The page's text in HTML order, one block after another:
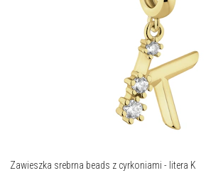
Zawieszka srebrna beads z cyrkoniami - litera K